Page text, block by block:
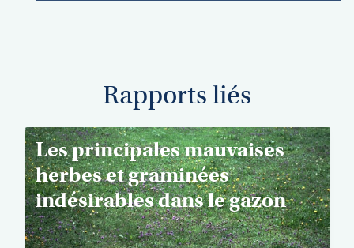
Rapports liés
Les principales mauvaises
herbes et graminées
indésirables dans le gazon